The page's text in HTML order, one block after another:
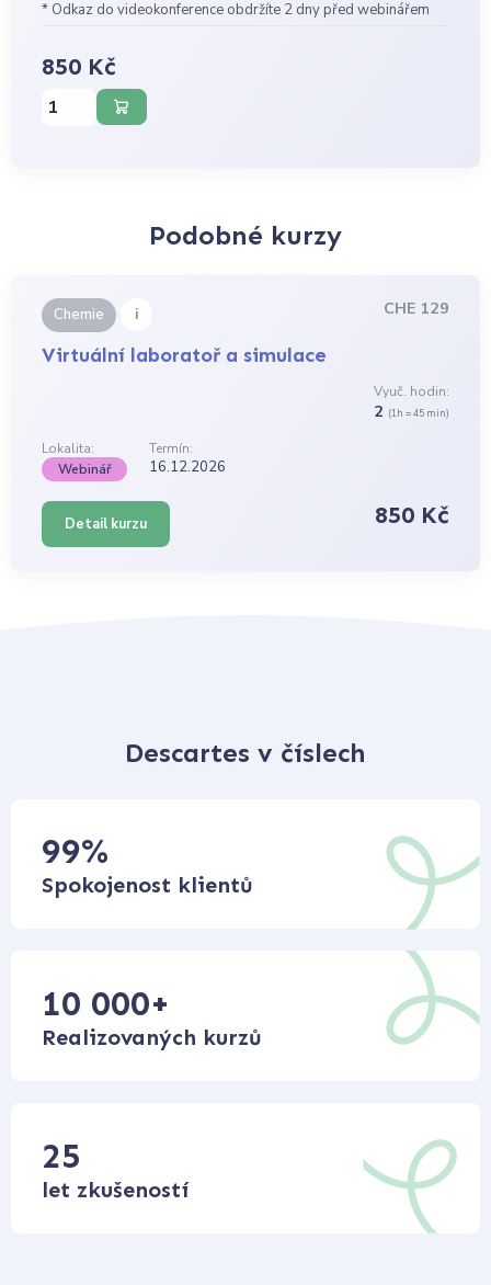
* Odkaz do videokonference obdržíte 2 dny před webinářem
850 Kč
Podobné kurzy
Chemie i CHE 129
Virtuální laboratoř a simulace
Vyuč. hodin:
2 (1h = 45 min)
Lokalita:
Termín:
Webinář
16.12.2026
Detail kurzu 850 Kč
Descartes v číslech
99%
Spokojenost klientů
10 000+
Realizovaných kurzů
25
let zkušeností